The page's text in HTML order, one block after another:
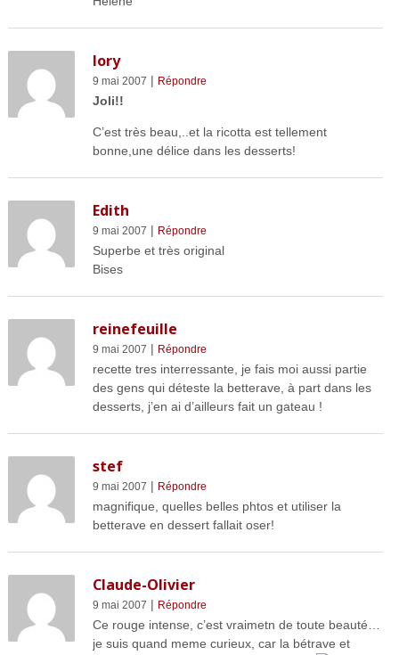
lory
9 mai 2007 | Répondre
Joli!!
C’est très beau,..et la ricotta est tellement
bonne,une délice dans les desserts!
Edith
9 mai 2007 | Répondre
Superbe et très original
Bises
reinefeuille
9 mai 2007 | Répondre
recette tres interressante, je fais moi aussi partie
des gens qui déteste la betterave, à part dans les
desserts, j’en ai d’ailleurs fait un gateau !
stef
9 mai 2007 | Répondre
magnifique, quelles belles phtos et utiliser la
betterave en dessert fallait oser!
Claude-Olivier
9 mai 2007 | Répondre
Ce rouge intense, c’est vraimetn de toute beauté…
je suis quand meme curieux, car la bétrave et